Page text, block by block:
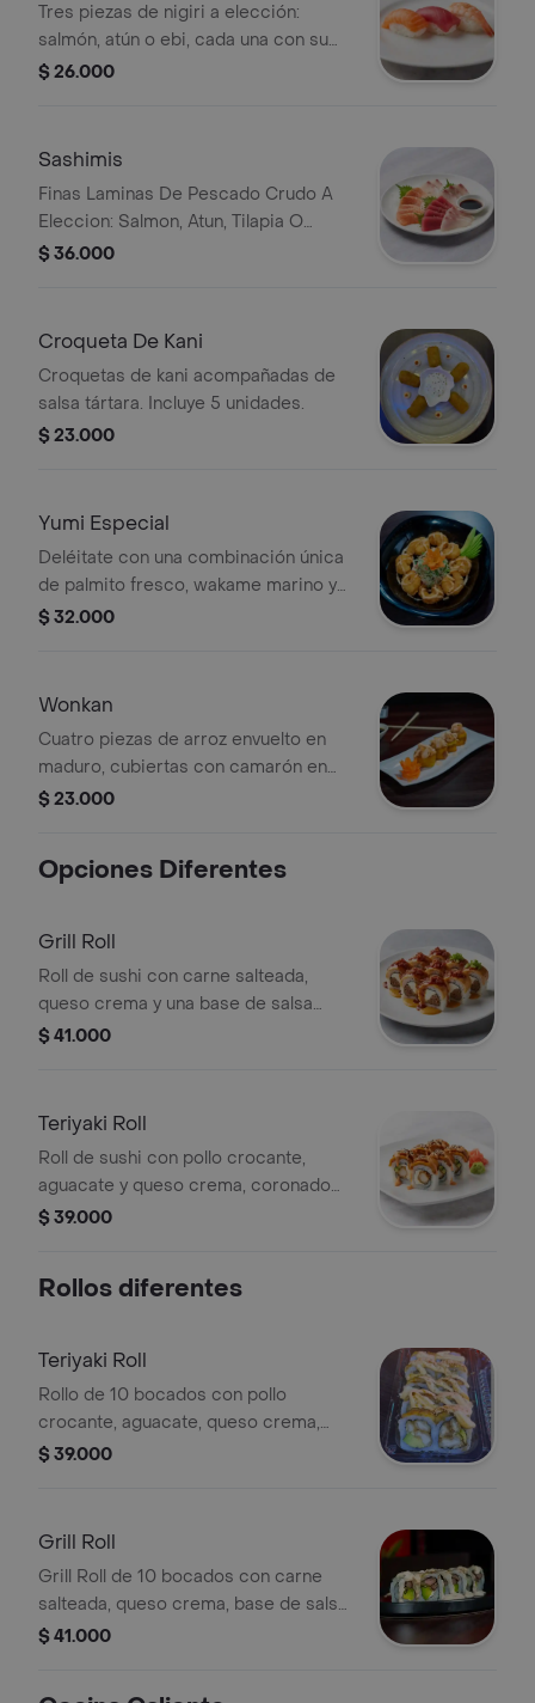
Tres piezas de nigiri a elección:
salmón, atún o ebi, cada una con su
delicado equilibrio de arroz y
$ 26.000
Sashimis
Finas Laminas De Pescado Crudo A
Eleccion: Salmon, Atun, Tilapia O
Mixta.
$ 36.000
Croqueta De Kani
Croquetas de kani acompañadas de
salsa tártara. Incluye 5 unidades.
$ 23.000
Yumi Especial
Deléitate con una combinación única
de palmito fresco, wakame marino y
camarón crocante, todo bañado en
$ 32.000
Wonkan
Cuatro piezas de arroz envuelto en
maduro, cubiertas con camarón en
salsa dragon.
$ 23.000
Opciones Diferentes
Grill Roll
Roll de sushi con carne salteada,
queso crema y una base de salsa
curry, coronado con un topping de
$ 41.000
Teriyaki Roll
Roll de sushi con pollo crocante,
aguacate y queso crema, coronado
con un topping de maduro y salsa
$ 39.000
Rollos diferentes
Teriyaki Roll
Rollo de 10 bocados con pollo
crocante, aguacate, queso crema,
topping de maduro y salsa dragón.
$ 39.000
Grill Roll
Grill Roll de 10 bocados con carne
salteada, queso crema, base de salsa
curry y topping de salsa bacon.
$ 41.000